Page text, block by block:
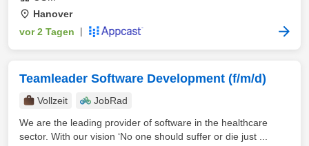
Hanover
vor 2 Tagen
Teamleader Software Development (f/m/d)
Vollzeit
JobRad
We are the leading provider of software in the healthcare
sector. With our vision ‘No one should suffer or die just ...